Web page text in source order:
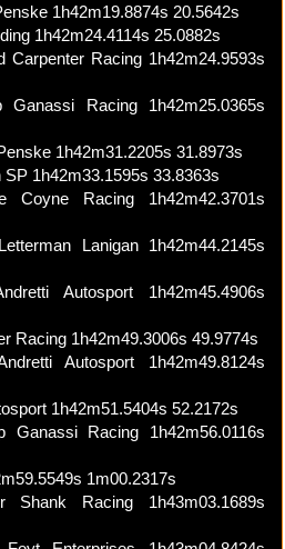
1h42m19.8874s 20.5642s
1h42m24.4114s 25.0882s
Carpenter Racing 1h42m24.9593s
Ganassi Racing
1h42m25.0365s
1h42m31.2205s 31.8973s
SP 1h42m33.1595s 33.8363s
Coyne Racing
1h42m42.3701s
Lanigan
1h42m44.2145s
Autosport
1h42m45.4906s
Racing 1h42m49.3006s 49.9774s
Autosport
1h42m49.8124s
1h42m51.5404s 52.2172s
Ganassi Racing
1h42m56.0116s
1m00.2317s
Shank Racing
1h43m03.1689s